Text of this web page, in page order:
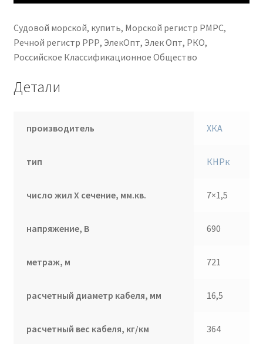
Судовой морской, купить, Морской регистр РМРС,
Речной регистр РРР, ЭлекОпт, Элек Опт, РКО,
Российское Классификационное Общество
Детали
производитель ХКА
тип КНРк
число жил Х сечение, мм.кв. 7×1,5
напряжение, В 690
метраж, м 721
расчетный диаметр кабеля, мм 16,5
расчетный вес кабеля, кг/км 364